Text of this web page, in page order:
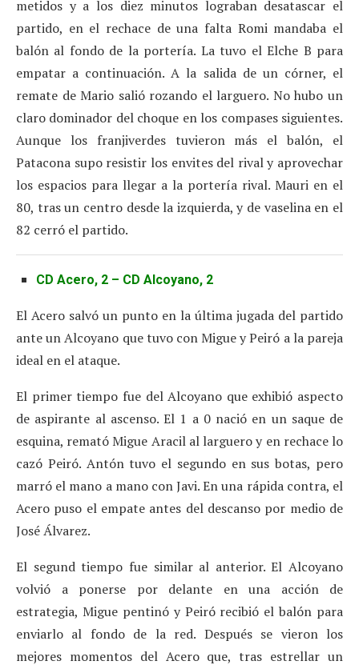
metidos y a los diez minutos lograban desatascar el
partido, en el rechace de una falta Romi mandaba el
balón al fondo de la portería. La tuvo el Elche B para
empatar a continuación. A la salida de un córner, el
remate de Mario salió rozando el larguero. No hubo un
claro dominador del choque en los compases siguientes.
Aunque los franjiverdes tuvieron más el balón, el
Patacona supo resistir los envites del rival y aprovechar
los espacios para llegar a la portería rival. Mauri en el
80, tras un centro desde la izquierda, y de vaselina en el
82 cerró el partido.
CD Acero, 2 – CD Alcoyano, 2
El Acero salvó un punto en la última jugada del partido
ante un Alcoyano que tuvo con Migue y Peiró a la pareja
ideal en el ataque.
El primer tiempo fue del Alcoyano que exhibió aspecto
de aspirante al ascenso. El 1 a 0 nació en un saque de
esquina, remató Migue Aracil al larguero y en rechace lo
cazó Peiró. Antón tuvo el segundo en sus botas, pero
marró el mano a mano con Javi. En una rápida contra, el
Acero puso el empate antes del descanso por medio de
José Álvarez.
El segund tiempo fue similar al anterior. El Alcoyano
volvió a ponerse por delante en una acción de
estrategia, Migue pentinó y Peiró recibió el balón para
enviarlo al fondo de la red. Después se vieron los
mejores momentos del Acero que, tras estrellar un